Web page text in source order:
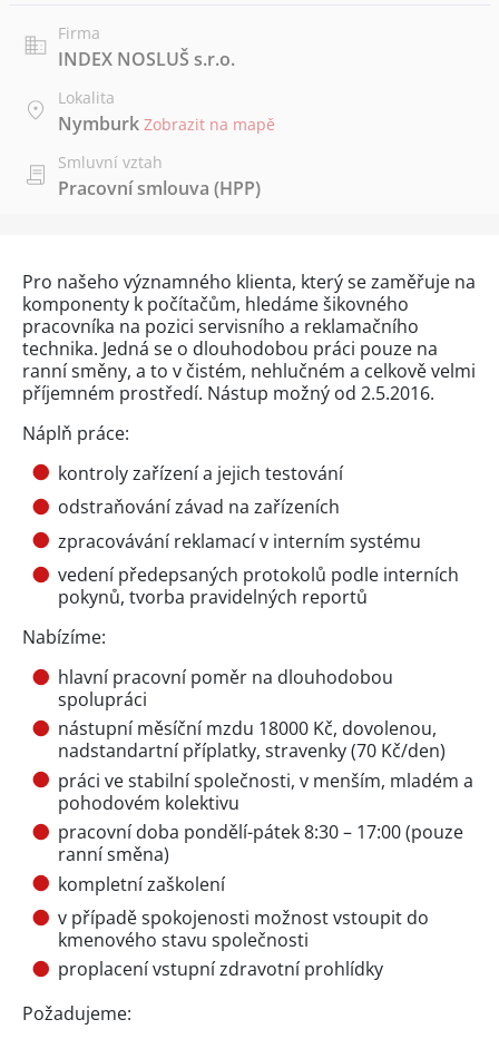
Firma
INDEX NOSLUŠ s.r.o.
Lokalita
Nymburk Zobrazit na mapě
Smluvní vztah
Pracovní smlouva (HPP)
Pro našeho významného klienta, který se zaměřuje na
komponenty k počítačům, hledáme šikovného
pracovníka na pozici servisního a reklamačního
technika. Jedná se o dlouhodobou práci pouze na
ranní směny, a to v čistém, nehlučném a celkově velmi
příjemném prostředí. Nástup možný od 2.5.2016.
Náplň práce:
kontroly zařízení a jejich testování
odstraňování závad na zařízeních
zpracovávání reklamací v interním systému
vedení předepsaných protokolů podle interních
pokynů, tvorba pravidelných reportů
Nabízíme:
hlavní pracovní poměr na dlouhodobou
spolupráci
nástupní měsíční mzdu 18000 Kč, dovolenou,
nadstandartní příplatky, stravenky (70 Kč/den)
práci ve stabilní společnosti, v menším, mladém a
pohodovém kolektivu
pracovní doba pondělí-pátek 8:30 – 17:00 (pouze
ranní směna)
kompletní zaškolení
v případě spokojenosti možnost vstoupit do
kmenového stavu společnosti
proplacení vstupní zdravotní prohlídky
Požadujeme: